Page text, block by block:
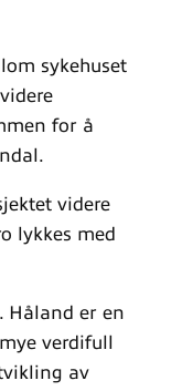
sykehuset
for å
videre
lykkes med
Håland er en
verdifull
av